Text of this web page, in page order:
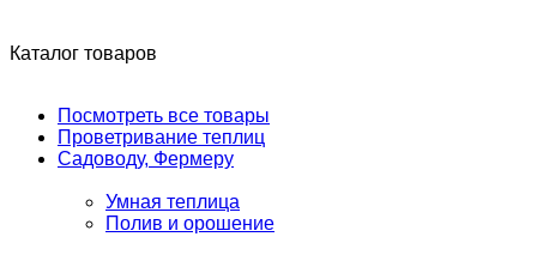
Каталог товаров
Посмотреть все товары
Проветривание теплиц
Садоводу, Фермеру
Умная теплица
Полив и орошение